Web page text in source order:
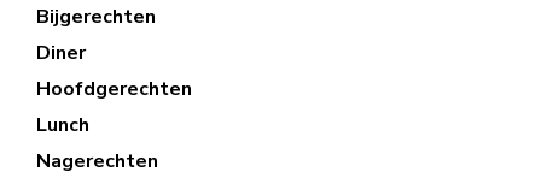
Bijgerechten
Diner
Hoofdgerechten
Lunch
Nagerechten